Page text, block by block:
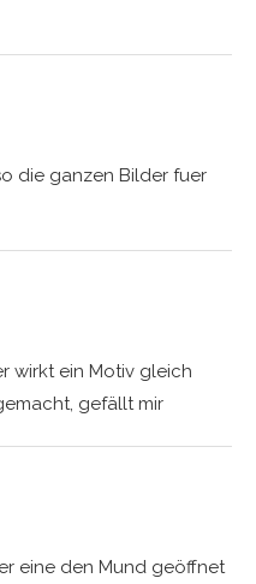
die ganzen Bilder fuer
wirkt ein Motiv gleich
gefällt mir
eine den Mund geöffnet